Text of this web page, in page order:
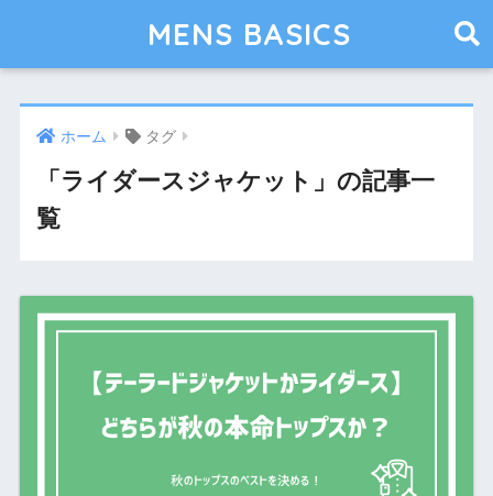
MENS BASICS
ホーム タグ
「ライダースジャケット」の記事一
覧